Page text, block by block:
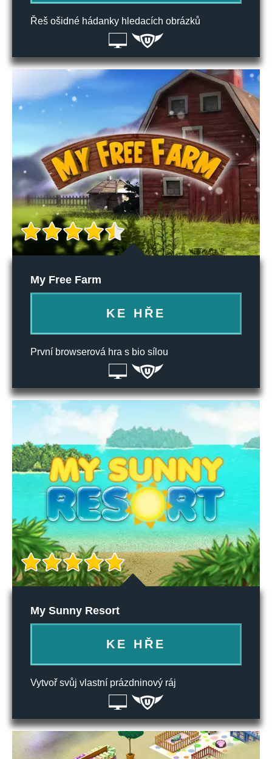
Řeš ošidné hádanky hledacích obrázků
My Free Farm
KE HŘE
První browserová hra s bio sílou
My Sunny Resort
KE HŘE
Vytvoř svůj vlastní prázdninový ráj